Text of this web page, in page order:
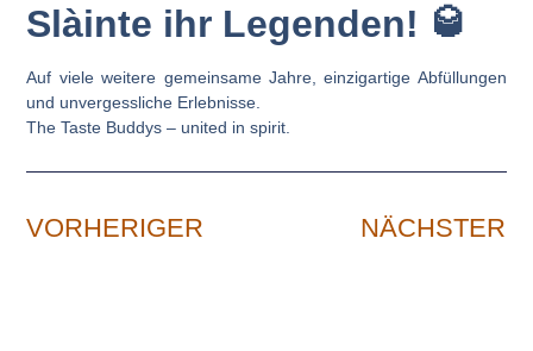
Slàinte ihr Legenden! 🥃
Auf viele weitere gemeinsame Jahre, einzigartige Abfüllungen
und unvergessliche Erlebnisse.
The Taste Buddys – united in spirit.
VORHERIGER NÄCHSTER